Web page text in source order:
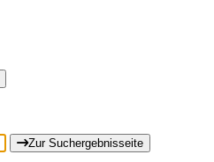
Zur Suchergebnisseite